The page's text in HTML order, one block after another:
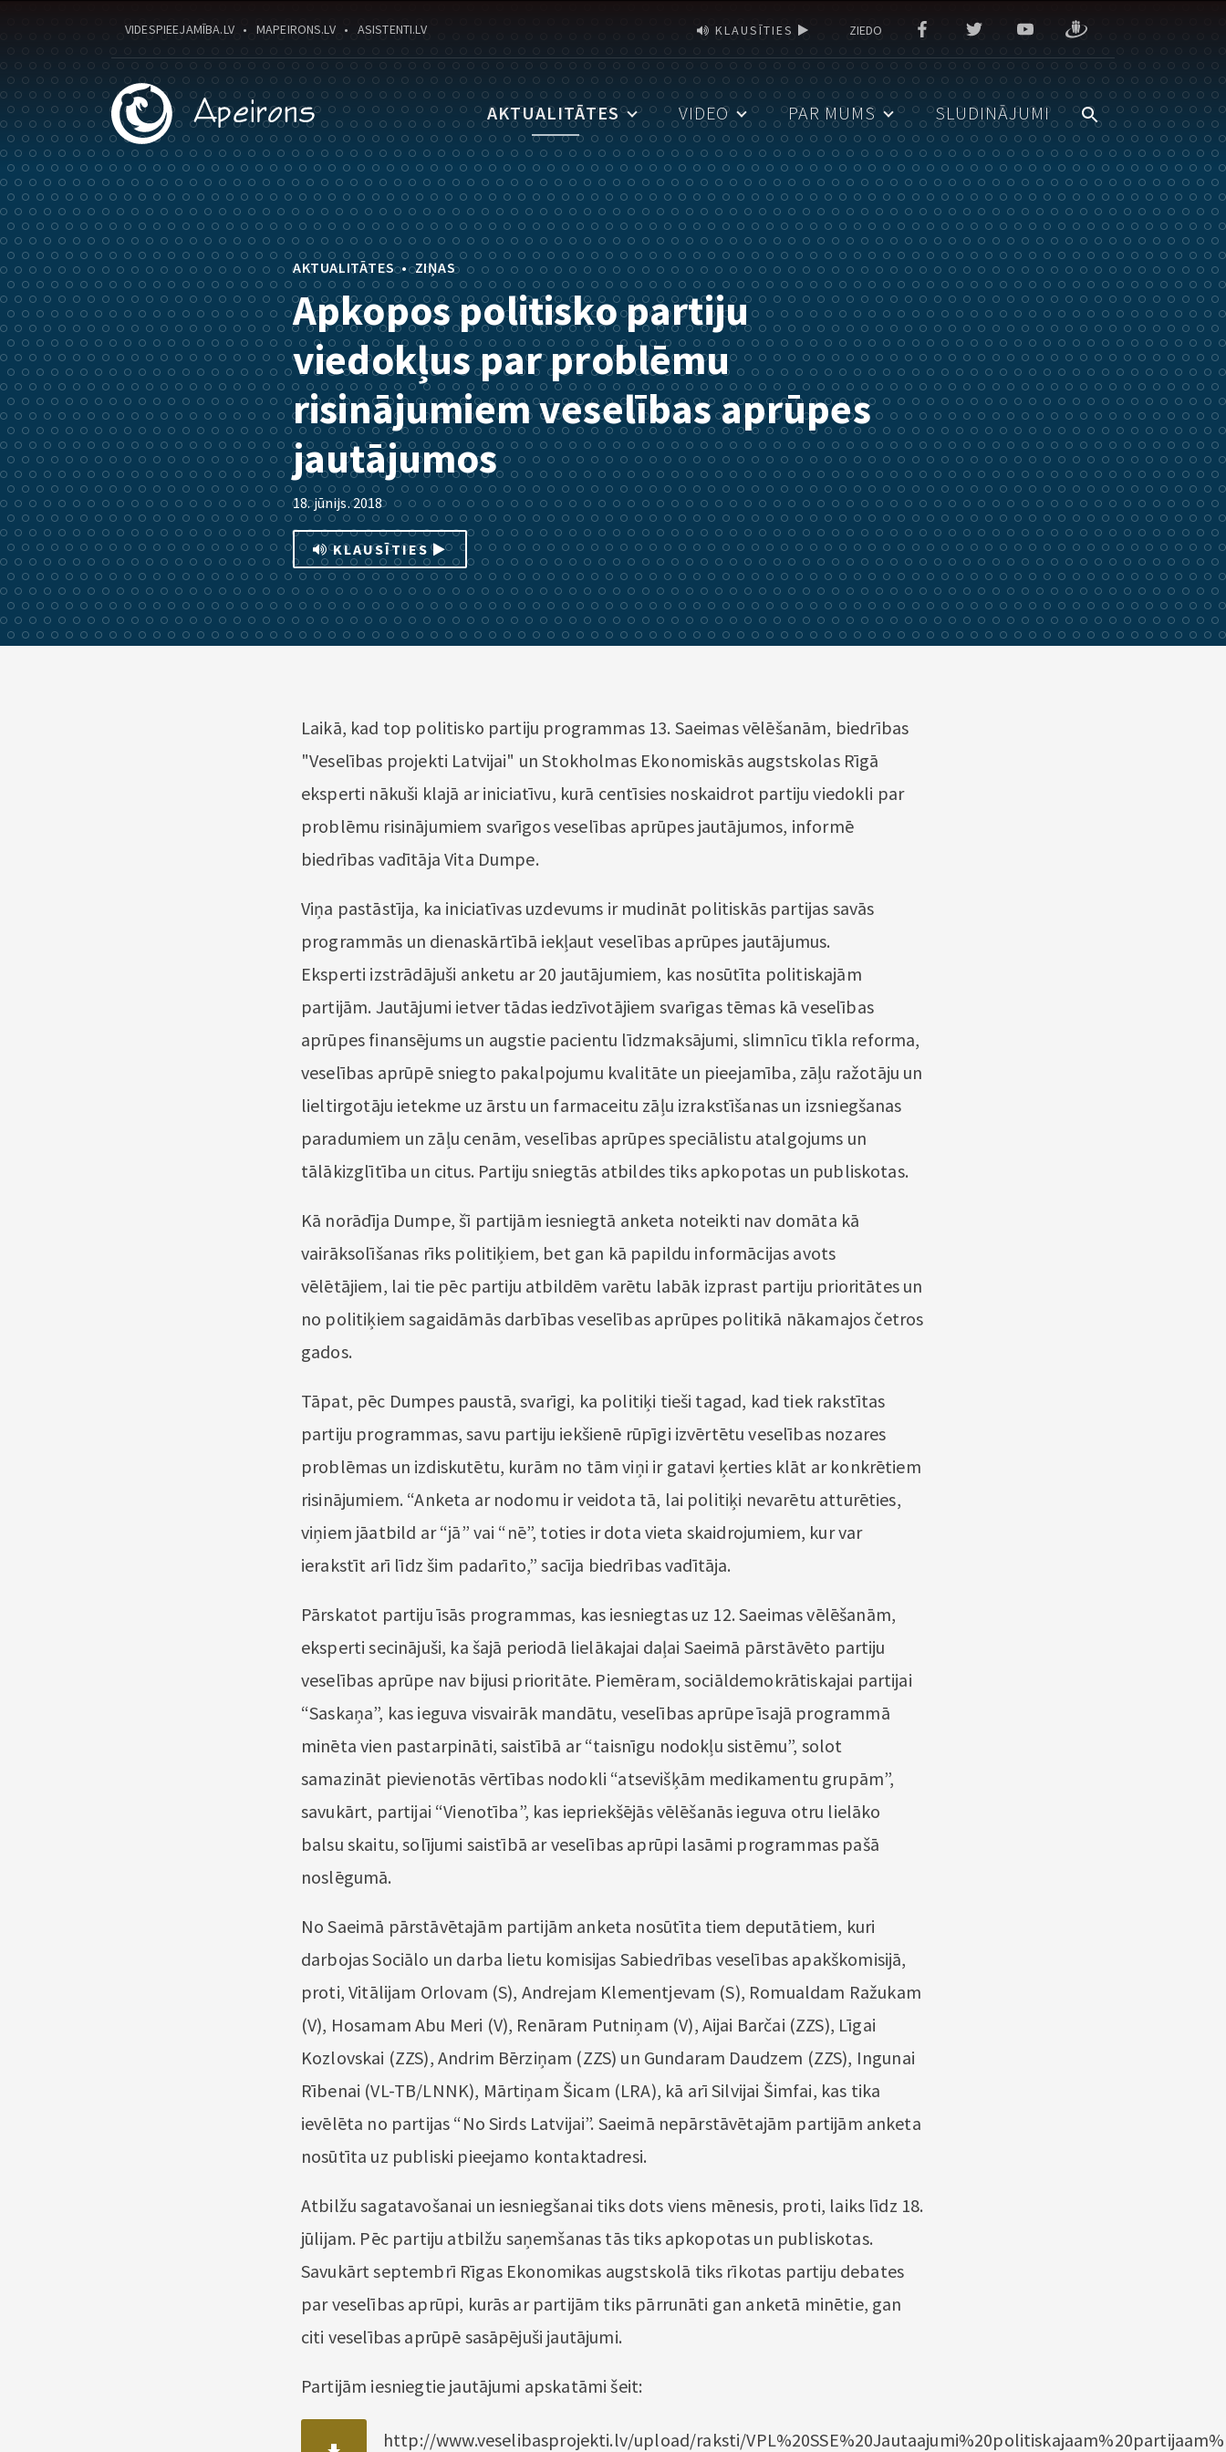
VIDESPIEEJAMĪBA.LV MAPEIRONS.LV ASISTENTI.LV KLAUSĪTIES ZIEDO
AKTUALITĀTES VIDEO PAR MUMS SLUDINĀJUMI
AKTUALITĀTES • ZIŅAS
Apkopos politisko partiju
viedokļus par problēmu
risinājumiem veselības aprūpes
jautājumos
18. jūnijs. 2018
KLAUSĪTIES
Laikā, kad top politisko partiju programmas 13. Saeimas vēlēšanām, biedrības
"Veselības projekti Latvijai" un Stokholmas Ekonomiskās augstskolas Rīgā
eksperti nākuši klajā ar iniciatīvu, kurā centīsies noskaidrot partiju viedokli par
problēmu risinājumiem svarīgos veselības aprūpes jautājumos, informē
biedrības vadītāja Vita Dumpe.
Viņa pastāstīja, ka iniciatīvas uzdevums ir mudināt politiskās partijas savās
programmās un dienaskārtībā iekļaut veselības aprūpes jautājumus.
Eksperti izstrādājuši anketu ar 20 jautājumiem, kas nosūtīta politiskajām
partijām. Jautājumi ietver tādas iedzīvotājiem svarīgas tēmas kā veselības
aprūpes finansējums un augstie pacientu līdzmaksājumi, slimnīcu tīkla reforma,
veselības aprūpē sniegto pakalpojumu kvalitāte un pieejamība, zāļu ražotāju un
lieltirgotāju ietekme uz ārstu un farmaceitu zāļu izrakstīšanas un izsniegšanas
paradumiem un zāļu cenām, veselības aprūpes speciālistu atalgojums un
tālākizglītība un citus. Partiju sniegtās atbildes tiks apkopotas un publiskotas.
Kā norādīja Dumpe, šī partijām iesniegtā anketa noteikti nav domāta kā
vairāksolīšanas rīks politiķiem, bet gan kā papildu informācijas avots
vēlētājiem, lai tie pēc partiju atbildēm varētu labāk izprast partiju prioritātes un
no politiķiem sagaidāmās darbības veselības aprūpes politikā nākamajos četros
gados.
Tāpat, pēc Dumpes paustā, svarīgi, ka politiķi tieši tagad, kad tiek rakstītas
partiju programmas, savu partiju iekšienē rūpīgi izvērtētu veselības nozares
problēmas un izdiskutētu, kurām no tām viņi ir gatavi ķerties klāt ar konkrētiem
risinājumiem. “Anketa ar nodomu ir veidota tā, lai politiķi nevarētu atturēties,
viņiem jāatbild ar “jā” vai “nē”, toties ir dota vieta skaidrojumiem, kur var
ierakstīt arī līdz šim padarīto,” sacīja biedrības vadītāja.
Pārskatot partiju īsās programmas, kas iesniegtas uz 12. Saeimas vēlēšanām,
eksperti secinājuši, ka šajā periodā lielākajai daļai Saeimā pārstāvēto partiju
veselības aprūpe nav bijusi prioritāte. Piemēram, sociāldemokrātiskajai partijai
“Saskaņa”, kas ieguva visvairāk mandātu, veselības aprūpe īsajā programmā
minēta vien pastarpināti, saistībā ar “taisnīgu nodokļu sistēmu”, solot
samazināt pievienotās vērtības nodokli “atsevišķām medikamentu grupām”,
savukārt, partijai “Vienotība”, kas iepriekšējās vēlēšanās ieguva otru lielāko
balsu skaitu, solījumi saistībā ar veselības aprūpi lasāmi programmas pašā
noslēgumā.
No Saeimā pārstāvētajām partijām anketa nosūtīta tiem deputātiem, kuri
darbojas Sociālo un darba lietu komisijas Sabiedrības veselības apakškomisijā,
proti, Vitālijam Orlovam (S), Andrejam Klementjevam (S), Romualdam Ražukam
(V), Hosamam Abu Meri (V), Renāram Putniņam (V), Aijai Barčai (ZZS), Līgai
Kozlovskai (ZZS), Andrim Bērziņam (ZZS) un Gundaram Daudzem (ZZS), Ingunai
Rībenai (VL-TB/LNNK), Mārtiņam Šicam (LRA), kā arī Silvijai Šimfai, kas tika
ievēlēta no partijas “No Sirds Latvijai”. Saeimā nepārstāvētajām partijām anketa
nosūtīta uz publiski pieejamo kontaktadresi.
Atbilžu sagatavošanai un iesniegšanai tiks dots viens mēnesis, proti, laiks līdz 18.
jūlijam. Pēc partiju atbilžu saņemšanas tās tiks apkopotas un publiskotas.
Savukārt septembrī Rīgas Ekonomikas augstskolā tiks rīkotas partiju debates
par veselības aprūpi, kurās ar partijām tiks pārrunāti gan anketā minētie, gan
citi veselības aprūpē sasāpējuši jautājumi.
Partijām iesniegtie jautājumi apskatāmi šeit:
http://www.veselibasprojekti.lv/upload/raksti/